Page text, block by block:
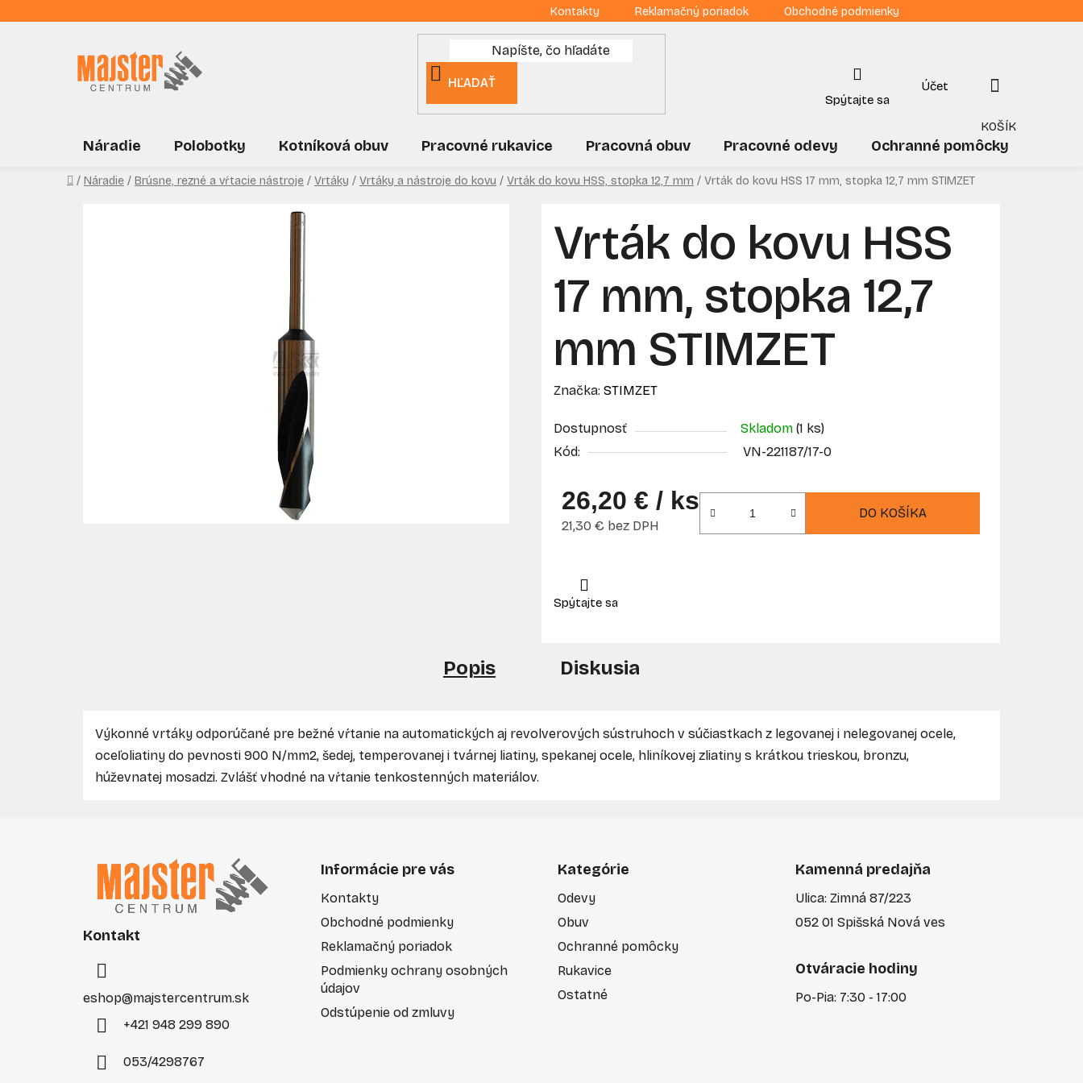
na
Kontakty Reklamačný poriadok Obchodné podmienky
HĽADAŤ
NÁKUPNÝ
KOŠÍK
Náradie Polobotky Kotníková obuv Pracovné rukavice Pracovná obuv Pracovné odevy Ochranné pomôcky
Domov
/ Náradie / Brúsne, rezné a vŕtacie nástroje / Vrtáky / Vrtáky a nástroje do kovu / Vrták do kovu HSS, stopka 12,7 mm / Vrták do kovu HSS 17 mm, stopka 12,7 mm STIMZET
Vrták do kovu HSS
17 mm, stopka 12,7
mm STIMZET
Značka: STIMZET
Dostupnosť Skladom (1 ks)
Kód:
VN-221187/17-0
26,20 € / ks
21,30 € bez DPH
DO KOŠÍKA
Popis Diskusia
Výkonné vrtáky odporúčané pre bežné vŕtanie na automatických aj revolverových sústruhoch v súčiastkach z legovanej i nelegovanej ocele,
oceľoliatiny do pevnosti 900 N/mm2, šedej, temperovanej i tvárnej liatiny, spekanej ocele, hliníkovej zliatiny s krátkou trieskou, bronzu,
húževnatej mosadzi. Zvlášť vhodné na vŕtanie tenkostenných materiálov.
Kontakt
eshop@majstercentrum.sk
+421 948 299 890
053/4298767
Informácie pre vás
Kontakty
Obchodné podmienky
Reklamačný poriadok
Podmienky ochrany osobných
údajov
Odstúpenie od zmluvy
Kategórie
Odevy
Obuv
Ochranné pomôcky
Rukavice
Ostatné
Kamenná predajňa
Ulica: Zimná 87/223
052 01 Spišská Nová ves
Otváracie hodiny
Po-Pia: 7:30 - 17:00